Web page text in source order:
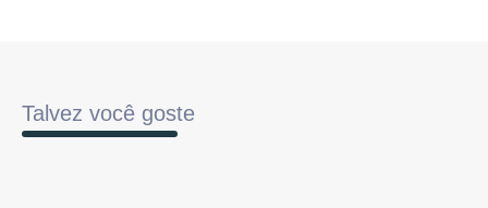
Talvez você goste